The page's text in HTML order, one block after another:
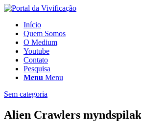
Início
Quem Somos
O Medium
Youtube
Contato
Pesquisa
Menu Menu
Sem categoria
Alien Crawlers